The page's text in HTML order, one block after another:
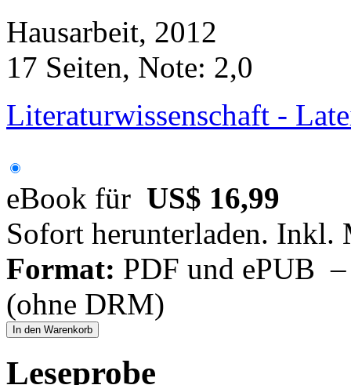
Hausarbeit, 2012
17 Seiten, Note: 2,0
Literaturwissenschaft -
eBook für US$ 16,99
Sofort herunterladen. Inkl.
Format: PDF und ePUB
(ohne DRM)
In den Warenkorb
Leseprobe